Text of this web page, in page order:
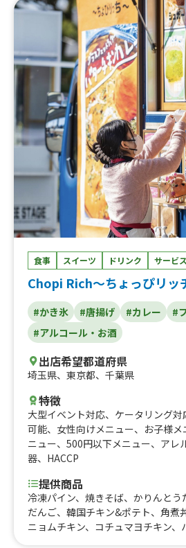
盛りポテトフライ、韓国風ピラフ
ール、スンドゥブチゲ、ハンドド
し、自家製唐揚げ(1個)、上州名物
ー、きゅうりの塩たたき、いちご
本、ビアバッターステーキカット
ーポテトフライ、焼きそば、かき
ソフトドリンク、ヤンニョムチキ
製フルーツラッシー、チキンオー
ット、冷凍ペットボトル飲料、焼
上海やきそば、骨付きポークフラ
かき氷、響ハイボール、山崎ハイ
ビーフサンド、群馬県産上州牛ロ
ボール、鶏天丼、カップいちご(4
のフルーツドリンク、チュロス、
(箱)、マカロニ&チーズホットドッ
ッグケバブソース仕立て、焼鳥ホッ
ク、白州森香るハイボール、サン
ィーサワー、アースフレンズ東京Z
ンズ東京Zサワー、日替り弁当、唐
ndチーズボール、チルソーダandチ
ヤンニョムチキン、チルソーダ、揚
ール、バリカワ(3本)、大粒タコ焼き
ンサワー、生ビール、ハリケーンポ
ぶた豚汁、上州名物豚もつ煮、上州
ャラメルポップコーン、特製ソー
ロスのホットチョコ、ロングチュロ
ン弁当、ヤンニョムチキン チーズ
ーセージ、フライドポテト チー
マトサルサ、フライドポテト 明太
ライス、欧風ビーフカレー、生ビー
モンサワー、ノンアルコールビール
食事 スイーツ ドリンク サービス
Chopi Rich〜ちょっぴリッ
#かき氷 #唐揚げ #カレー
#
#アルコール・お酒
出店希望都道府県
埼玉県、 東京都、 千葉県
特徴
大型イベント対応、 ケータリング対
可能、 女性向けメニュー、 お子様メ
ニュー、 500円以下メニュー、 アレ
器、 HACCP
提供商品
冷凍パイン、焼きそば、かりんと
だんご、韓国チキン&ポテト、角煮
ニョムチキン、コチュマヨチキン、